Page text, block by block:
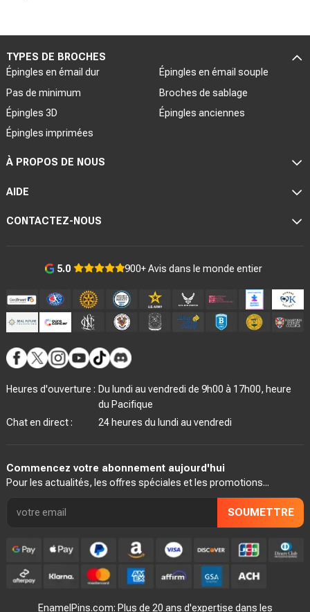
5.0 900+ Avis dans le monde entier
TYPES DE BROCHES
Épingles en émail dur
Épingles en émail souple
Pas de minimum
Broches de sablage
Épingles 3D
Épingles anciennes
Épingles imprimées
À PROPOS DE NOUS
AIDE
CONTACTEZ-NOUS
Pour les actualités, les offres spéciales et les promotions...
SOUMETTRE
Commencez votre abonnement aujourd'hui
Heures d'ouverture : Du lundi au vendredi de 9h00 à 17h00, heure
du Pacifique
Chat en direct :
24 heures du lundi au vendredi
EnamelPins.com: Plus de 20 ans d'expertise dans les